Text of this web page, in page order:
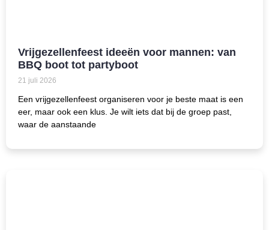
Vrijgezellenfeest ideeën voor mannen: van
BBQ boot tot partyboot
21 juli 2026
Een vrijgezellenfeest organiseren voor je beste maat is een
eer, maar ook een klus. Je wilt iets dat bij de groep past,
waar de aanstaande